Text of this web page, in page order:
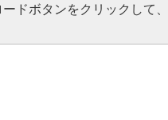
ドボタンをクリックして